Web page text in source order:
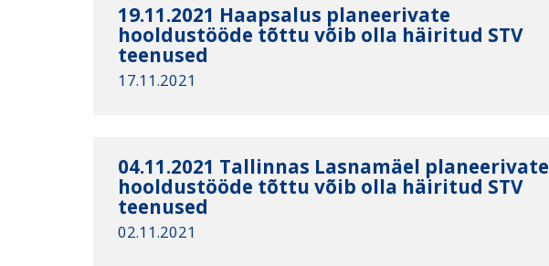
19.11.2021 Haapsalus planeerivate
hooldustööde tõttu võib olla häiritud STV
teenused
17.11.2021
04.11.2021 Tallinnas Lasnamäel planeerivate
hooldustööde tõttu võib olla häiritud STV
teenused
02.11.2021